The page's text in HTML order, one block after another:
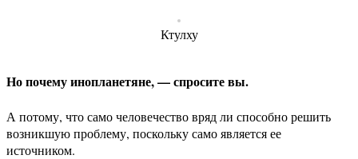
Ктулху
Но почему инопланетяне, — спросите вы.
А потому, что само человечество вряд ли способно решить
возникшую проблему, поскольку само является ее
источником.